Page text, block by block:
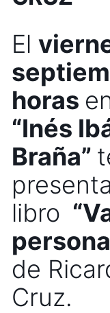
El
horas
“Inés
Braña”
libro
de
Cruz.